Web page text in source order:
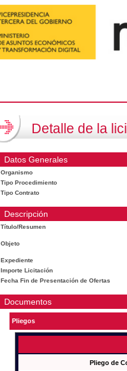
Detalle de la
Datos Generales
Organismo
Tipo Procedimiento
Tipo Contrato
Descripción
Título/Resumen
Objeto
Expediente
Importe Licitación
Fecha Fin de Presentación de Ofertas
Documentos
Pliegos
Pliego de